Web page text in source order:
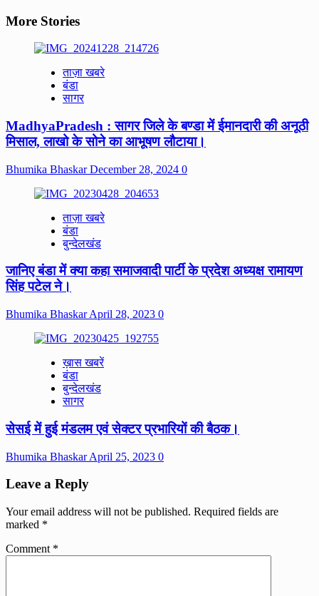
More Stories
ताज़ा खबरे
बंडा
सागर
MadhyaPradesh : सागर जिले के बण्डा में ईमानदारी की अनूठी
मिसाल, लाखो के सोने का आभूषण लौटाया।
Bhumika BhaskarDecember 28, 2024 0
ताज़ा खबरे
बंडा
बुन्देलखंड
जानिए बंडा में क्या कहा समाजवादी पार्टी के प्रदेश अध्यक्ष रामायण
सिंह पटेल ने।
Bhumika BhaskarApril 28, 2023 0
ख़ास खबरें
बंडा
बुन्देलखंड
सागर
सेसई में हुई मंडलम एवं सेक्टर प्रभारियों की बैठक।
Bhumika BhaskarApril 25, 2023 0
Leave a Reply
Your email address will not be published. Required fields are
marked *
Comment *